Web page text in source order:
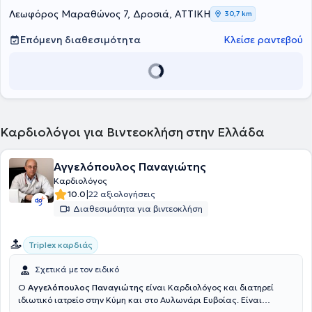
Λεωφόρος Μαραθώνος 7, Δροσιά, ΑΤΤΙΚΗ 30,7 km
Επόμενη διαθεσιμότητα Κλείσε ραντεβού
Καρδιολόγοι για Βιντεοκλήση στην Ελλάδα
Αγγελόπουλος Παναγιώτης
Καρδιολόγος
10.0|22 αξιολογήσεις
Διαθεσιμότητα για βιντεοκλήση
Triplex καρδιάς
Σχετικά με τον ειδικό
Ο Αγγελόπουλος Παναγιώτης είναι Καρδιολόγος και διατηρεί
ιδιωτικό ιατρείο στην Κύμη και στο Αυλωνάρι Ευβοίας. Είναι